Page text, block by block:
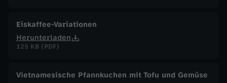
Eiskaffee-Variationen
Herunterladen
125 KB (PDF)
Vietnamesische Pfannkuchen mit Tofu und Gemüse